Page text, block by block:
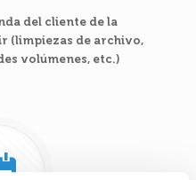
del cliente de la
(limpiezas de archivo,
volúmenes, etc.)